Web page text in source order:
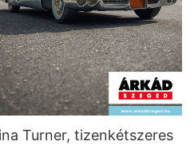
Turner, tizenkétszeres